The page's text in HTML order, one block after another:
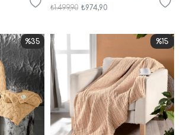
Şalı
₺974,90
₺1.499,90
%35 %15